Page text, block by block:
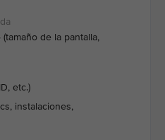
de la pantalla,
etc.)
instalaciones,